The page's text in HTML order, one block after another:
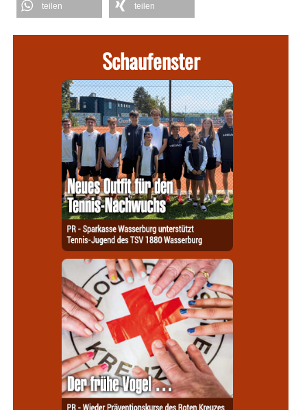
teilen teilen
Schaufenster